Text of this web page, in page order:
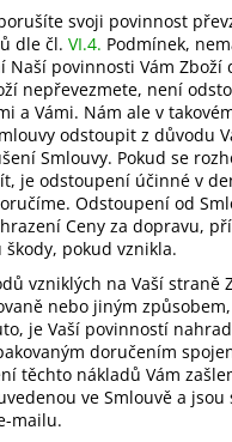
svoji povinnost
dle čl. VI.4. Podmínek,
Naší povinnosti Vám Zboží
nepřevezmete, není
a Vámi. Nám ale v
odstoupit z důvodu
Smlouvy. Pokud se
je odstoupení účinné v
Odstoupení od
Ceny za dopravu,
pokud vznikla.
vzniklých na Vaší straně
nebo jiným
je Vaší povinností
doručením
těchto nákladů Vám
ve Smlouvě a jsou
mailu.